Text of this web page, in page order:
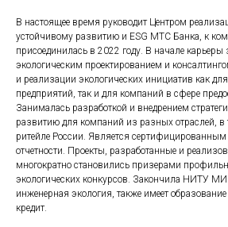
В настоящее время руководит Центром
устойчивому развитию и ESG МТС Банка, к
присоединилась в 2022 году. В начале карьеры
экологическим проектированием и
и реализации экологических инициатив как
предприятий, так и для компаний в сфере
Занималась разработкой и внедрением
развитию для компаний из разных отраслей,
ритейле России. Является
отчетности. Проекты, разработанные и
многократно становились призерами
экологических конкурсов. Закончила НИТУ
инженерная экология, также имеет
кредит.